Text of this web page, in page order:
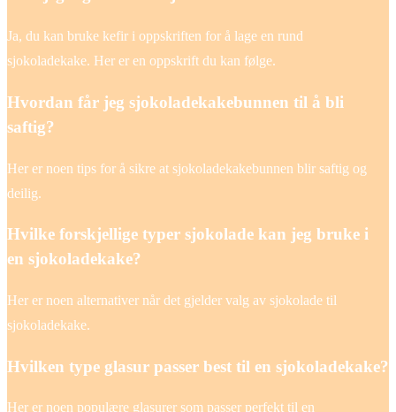
Ja, du kan bruke kefir i oppskriften for å lage en rund
sjokoladekake. Her er en oppskrift du kan følge.
Hvordan får jeg sjokoladekakebunnen til å bli
saftig?
Her er noen tips for å sikre at sjokoladekakebunnen blir saftig og
deilig.
Hvilke forskjellige typer sjokolade kan jeg bruke i
en sjokoladekake?
Her er noen alternativer når det gjelder valg av sjokolade til
sjokoladekake.
Hvilken type glasur passer best til en sjokoladekake?
Her er noen populære glasurer som passer perfekt til en